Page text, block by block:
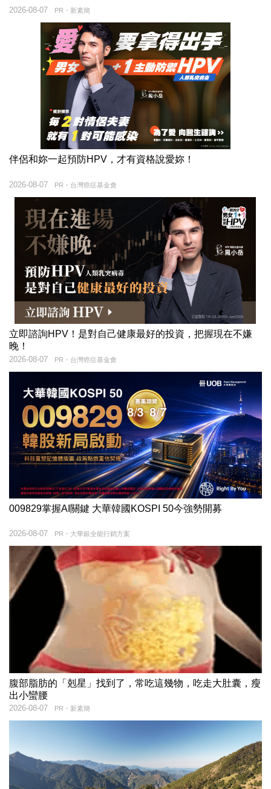
PR・新素簡
2026-08-07
伴侶和妳一起預防HPV，才有資格說愛妳！
PR・台灣癌症基金會
2026-08-07
立即諮詢HPV！是對自己健康最好的投資，把握現在不嫌
晚！
PR・台灣癌症基金會
2026-08-07
009829掌握AI關鍵 大華韓國KOSPI 50今強勢開募
PR・大華銀全能行銷方案
2026-08-07
腹部脂肪的「剋星」找到了，常吃這幾物，吃走大肚囊，瘦
出小蠻腰
PR・新素簡
2026-08-07